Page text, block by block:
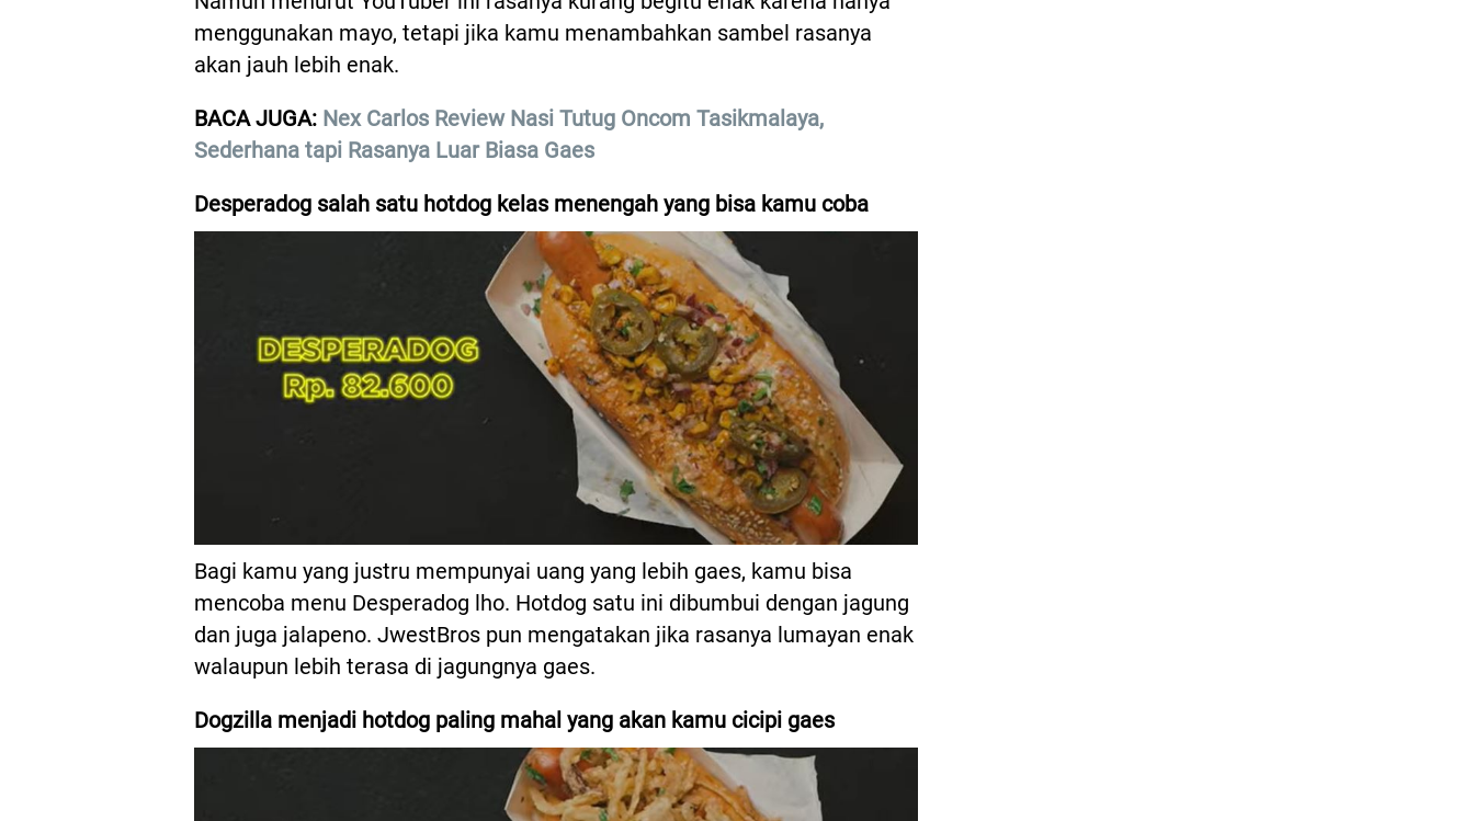
menggunakan mayo, tetapi jika kamu menambahkan sambel rasanya
akan jauh lebih enak.
BACA JUGA: Nex Carlos Review Nasi Tutug Oncom Tasikmalaya,
Sederhana tapi Rasanya Luar Biasa Gaes
Desperadog salah satu hotdog kelas menengah yang bisa kamu coba
Bagi kamu yang justru mempunyai uang yang lebih gaes, kamu bisa
mencoba menu Desperadog lho. Hotdog satu ini dibumbui dengan jagung
dan juga jalapeno. JwestBros pun mengatakan jika rasanya lumayan enak
walaupun lebih terasa di jagungnya gaes.
Dogzilla menjadi hotdog paling mahal yang akan kamu cicipi gaes